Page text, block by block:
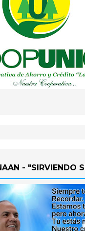
- "SIRVIENDO